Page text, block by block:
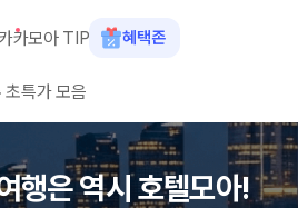
카모아 TIP 혜택존
초특가 모음
행은 역시 호텔모아!